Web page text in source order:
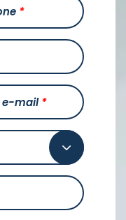
*
e-mail*